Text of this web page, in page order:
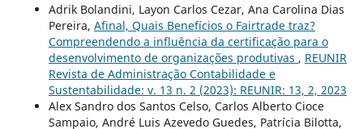
Adrik Bolandini, Layon Carlos Cezar, Ana Carolina Dias
Pereira, Afinal, Quais Benefícios o Fairtrade traz?
Compreendendo a influência da certificação para o
desenvolvimento de organizações produtivas , REUNIR
Revista de Administração Contabilidade e
Sustentabilidade: v. 13 n. 2 (2023): REUNIR: 13, 2, 2023
Alex Sandro dos Santos Celso, Carlos Alberto Cioce
Sampaio, André Luis Azevedo Guedes, Patrícia Bilotta,